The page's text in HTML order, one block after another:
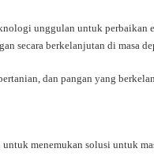
unggulan untuk perbaikan
secara berkelanjutan di masa
dan pangan yang
menemukan solusi untuk